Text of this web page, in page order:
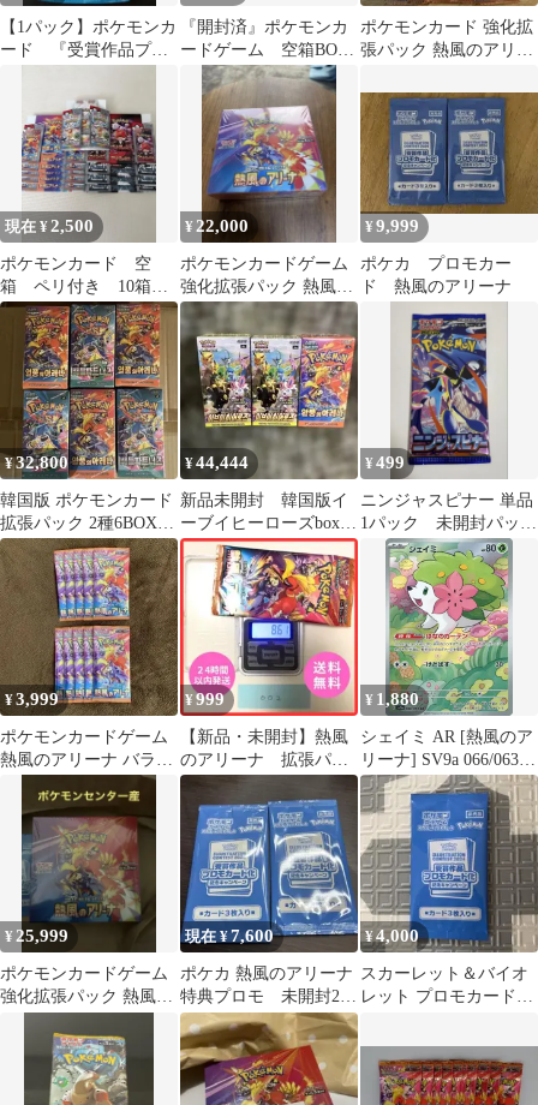
【1パック】ポケモンカ
ード 『受賞作品プロ
ーンパック
『開封済』ポケモンカ
ードゲーム 空箱BOX
まとめ売り
ポケモンカード 強化拡
張パック 熱風のアリー
現在 ¥2,500
ポケモンカード 空
箱 ペリ付き 10箱
まとめ売り
¥ 22,000
ポケモンカードゲーム
強化拡張パック 熱風の
アリーナ BOX
¥9,999
ポケカ プロモカー
ド 熱風のアリーナ
¥32,800
韓国版 ポケモンカード
拡張パック 2種6BOXセ
ット
¥44,444
新品未開封 韓国版イ
ーブイヒーローズbox2
箱 熱風のアリーナ
box1箱 正規品
¥499
ニンジャスピナー 単品
1パック 未開封パッ
ク バラ売り ポケモ
ンカード ポケカ
¥3,999
ポケモンカードゲーム
熱風のアリーナ バラパ
¥999
【新品・未開封】熱風
のアリーナ 拡張パッ
ク 1パック 002
¥ 1,880
シェイミ AR [熱風のア
リーナ] SV9a 066/063
ポケモンカード ポケカ
¥25,999
ポケモンカードゲーム
強化拡張パック 熱風の
現在 ¥7,600
ポケカ 熱風のアリーナ
特典プロモ 未開封2パ
ックセット
¥4,000
スカーレット＆バイオ
レット プロモカードパ